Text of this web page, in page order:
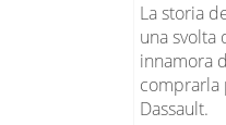
La storia
una svolta
innamora
comprarla
Dassault.